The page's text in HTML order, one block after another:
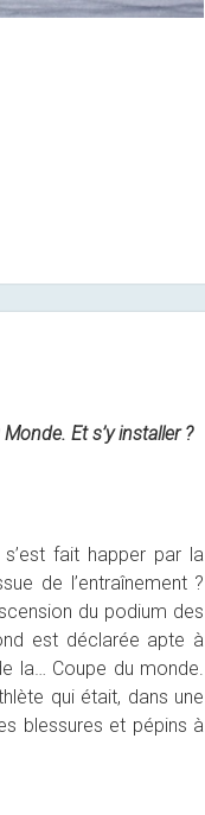
Et s’y installer ?
fait happer par la
de l’entraînement ?
du podium des
est déclarée apte à
la… Coupe du monde.
qui était, dans une
blessures et pépins à